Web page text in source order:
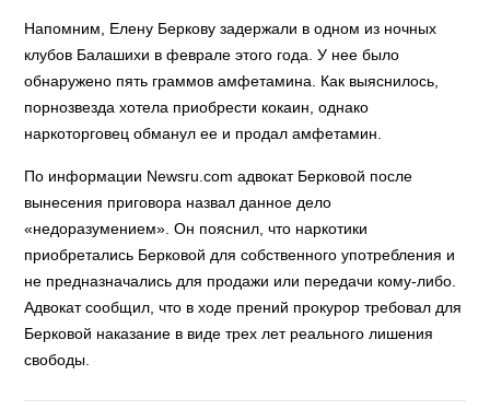
Напомним, Елену Беркову задержали в одном из ночных
клубов Балашихи в феврале этого года. У нее было
обнаружено пять граммов амфетамина. Как выяснилось,
порнозвезда хотела приобрести кокаин, однако
наркоторговец обманул ее и продал амфетамин.
По информации Newsru.com адвокат Берковой после
вынесения приговора назвал данное дело
«недоразумением». Он пояснил, что наркотики
приобретались Берковой для собственного употребления и
не предназначались для продажи или передачи кому-либо.
Адвокат сообщил, что в ходе прений прокурор требовал для
Берковой наказание в виде трех лет реального лишения
свободы.